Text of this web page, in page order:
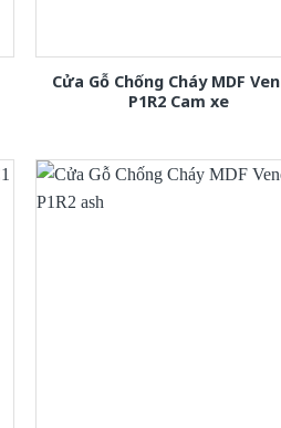
Cửa Gỗ Chống Cháy MDF
P1R2 Cam xe